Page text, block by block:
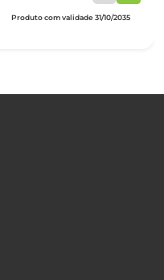
Produto com validade 31/10/2035